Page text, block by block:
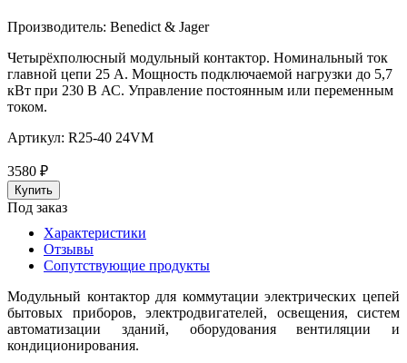
Производитель: Benedict & Jager
Четырёхполюсный модульный контактор. Номинальный ток
главной цепи 25 А. Мощность подключаемой нагрузки до 5,7
кВт при 230 В АС. Управление постоянным или переменным
током.
Артикул: R25-40 24VM
3580 ₽
Под заказ
Характеристики
Отзывы
Сопутствующие продукты
Модульный контактор для коммутации электрических цепей
бытовых приборов, электродвигателей, освещения, систем
автоматизации зданий, оборудования вентиляции и
кондиционирования.